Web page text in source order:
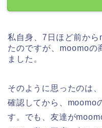
私自身、7日ほど前か
たのですが、moomoの
ました。
そのように思ったのは
確認してから、moomo
す。でも、友達が